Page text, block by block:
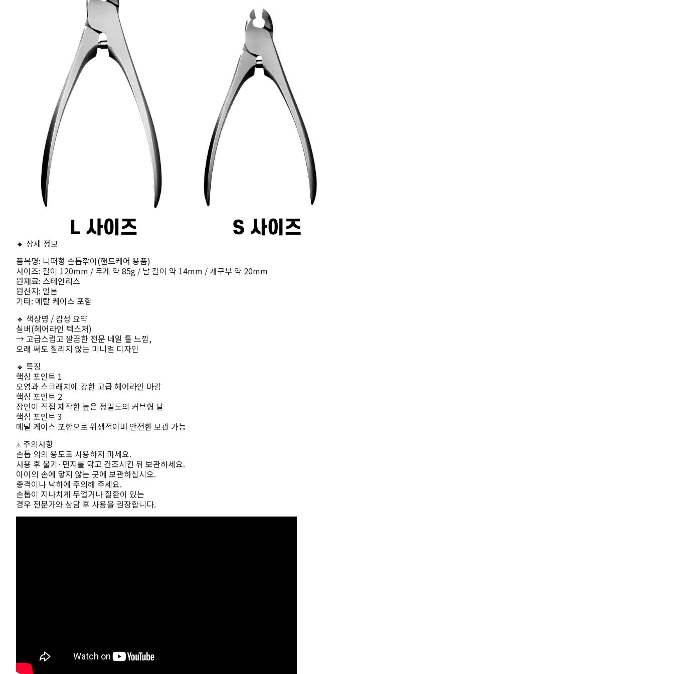
🔹 상세 정보
품목명: 니퍼형 손톱깎이(핸드케어 용품)
사이즈: 길이 120mm / 무게 약 85g / 날 길이 약 14mm / 개구부 약 20mm
원재료: 스테인리스
원산지: 일본
기타: 메탈 케이스 포함
🔹 색상명 / 감성 요약
실버(헤어라인 텍스처)
→ 고급스럽고 깔끔한 전문 네일 툴 느낌,
오래 써도 질리지 않는 미니멀 디자인
🔹 특징
핵심 포인트 1
오염과 스크래치에 강한 고급 헤어라인 마감
핵심 포인트 2
장인이 직접 제작한 높은 정밀도의 커브형 날
핵심 포인트 3
메탈 케이스 포함으로 위생적이며 안전한 보관 가능
⚠️ 주의사항
손톱 외의 용도로 사용하지 마세요.
사용 후 물기·먼지를 닦고 건조시킨 뒤 보관하세요.
아이의 손에 닿지 않는 곳에 보관하십시오.
충격이나 낙하에 주의해 주세요.
손톱이 지나치게 두껍거나 질환이 있는
경우 전문가와 상담 후 사용을 권장합니다.